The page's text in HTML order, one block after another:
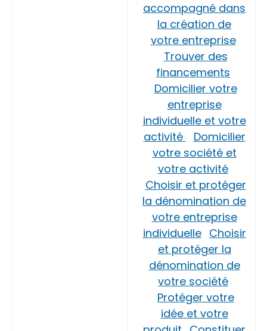
accompagné dans
la création de
votre entreprise
Trouver des
financements
Domicilier votre
entreprise
individuelle et votre
activité
Domicilier
votre société et
votre activité
Choisir et protéger
la dénomination de
votre entreprise
individuelle Choisir
et protéger la
dénomination de
votre société
Protéger votre
idée et votre